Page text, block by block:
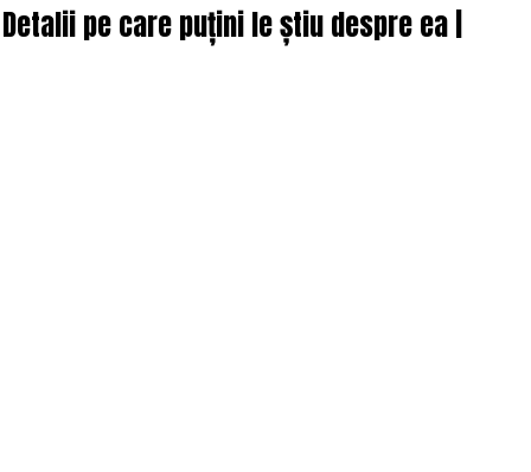
pe care puțini le știu despre ea |